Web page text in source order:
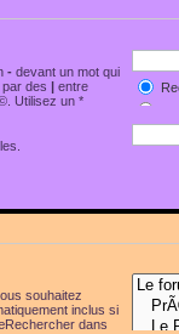
- devant un mot qui
par des| entre
Utilisez un *
souhaitez
inclus si
dans